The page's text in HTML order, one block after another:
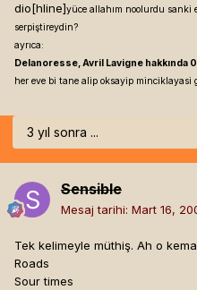
dio[hline]yüce allahım noolurdu sanki
serpiştireydin?
ayrıca:
Delanoresse, Avril Lavigne hakkında
her eve bi tane alip oksayip minciklayasi
3 yıl sonra ...
Sensible
Mesaj tarihi: Mart 16,
Tek kelimeyle müthiş. Ah o
Roads
Sour times